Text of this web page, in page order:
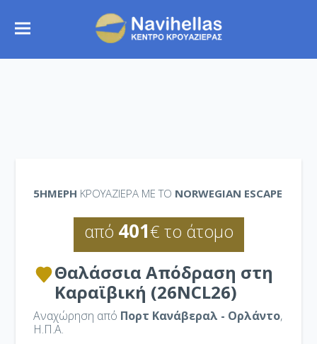
5ΉΜΕΡΗ ΚΡΟΥΑΖΙΕΡΑ ΜΕ ΤΟ NORWEGIAN ESCAPE
από 401€ το άτομο
Θαλάσσια Απόδραση στη
Καραϊβική (26NCL26)
Αναχώρηση από Πορτ Κανάβεραλ - Ορλάντο,
Η.Π.Α.